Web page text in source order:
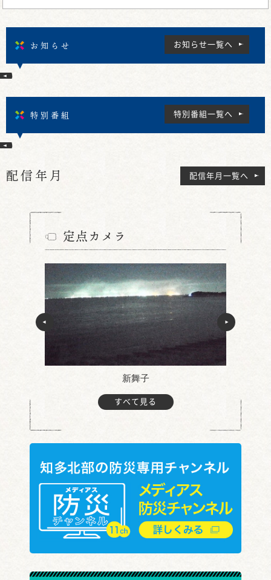
お知らせ お知らせ一覧へ
特別番組 特別番組一覧へ
配信年月 配信年月一覧へ
定点カメラ
新舞子
すべて見る